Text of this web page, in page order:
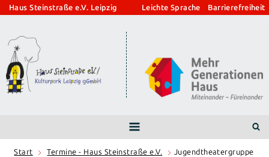
Zum
springen
Haus Steinstraße e.V. Leipzig Leichte Sprache Barrierefreiheit
Start Termine - Haus Steinstraße e.V.
Jugendtheatergruppe